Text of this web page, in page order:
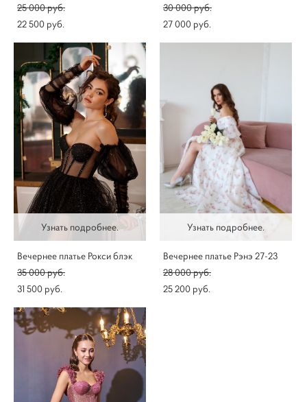
25 000 pуб.
22 500 pуб.
30 000 pуб.
27 000 pуб.
Узнать подробнее.
Вечернее платье Рокси блэк
35 000 pуб.
31 500 pуб.
Узнать подробнее.
Вечернее платье Рэнэ 27-23
28 000 pуб.
25 200 pуб.